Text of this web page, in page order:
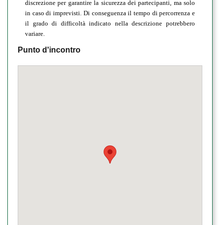
discrezione per garantire la sicurezza dei partecipanti, ma solo
in caso di imprevisti. Di conseguenza il tempo di percorrenza e
il grado di difficoltà indicato nella descrizione potrebbero
variare.
Punto d'incontro